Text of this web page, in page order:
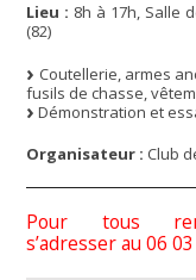
Lieu : 8h à 17h, Salle
(82)
Coutellerie, armes
fusils de chasse,
Démonstration et
Organisateur : Club
Pour tous
s’adresser au 06